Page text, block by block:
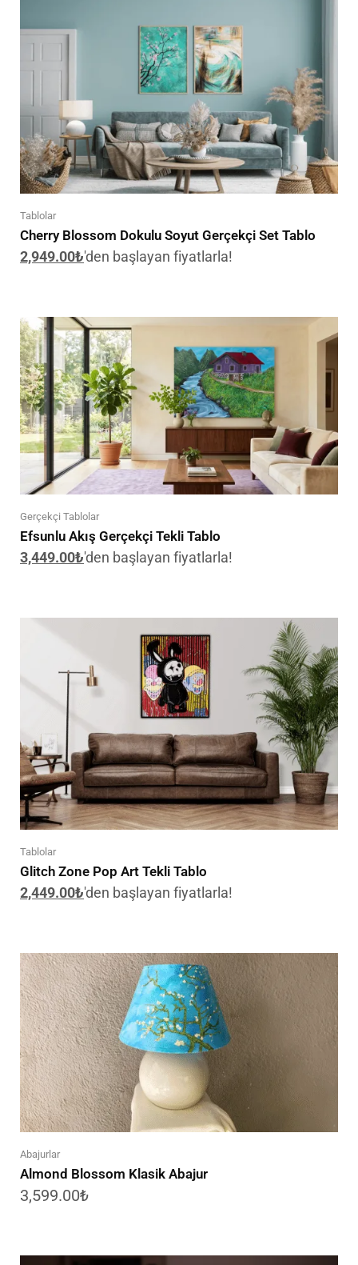
Tablolar
Cherry Blossom Dokulu Soyut Gerçekçi Set Tablo
2,949.00₺'den başlayan fiyatlarla!
Gerçekçi Tablolar
Efsunlu Akış Gerçekçi Tekli Tablo
3,449.00₺'den başlayan fiyatlarla!
Tablolar
Glitch Zone Pop Art Tekli Tablo
2,449.00₺'den başlayan fiyatlarla!
Abajurlar
Almond Blossom Klasik Abajur
3,599.00₺